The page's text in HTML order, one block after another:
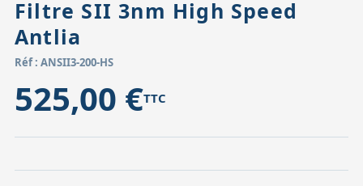
Filtre SII 3nm High Speed
Antlia
Réf : ANSII3-200-HS
525,00 €TTC